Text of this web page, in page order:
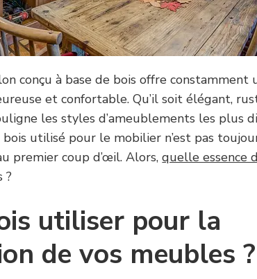
conçu à base de bois offre constamment
et confortable. Qu’il soit élégant,
les styles d’ameublements les plus
utilisé pour le mobilier n’est pas
premier coup d’œil. Alors,quelle essence
?
utiliser pour la
de vos meubles ?